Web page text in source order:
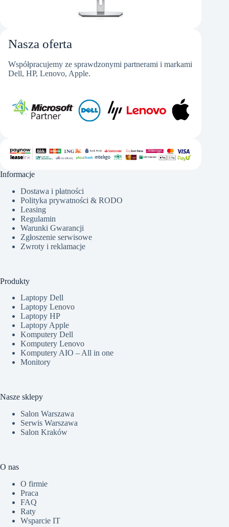
Nasza oferta
Współpracujemy ze sprawdzonymi partnerami i markami
Dell, HP, Lenovo, Apple.
Informacje
Dostawa i płatności
Polityka prywatności & RODO
Leasing
Regulamin
Warunki Gwarancji
Zgłoszenie serwisowe
Zwroty i reklamacje
Produkty
Laptopy Dell
Laptopy Lenovo
Laptopy HP
Laptopy Apple
Komputery Dell
Komputery Lenovo
Komputery AIO – All in one
Monitory
Nasze sklepy
Salon Warszawa
Serwis Warszawa
Salon Kraków
O nas
O firmie
Praca
FAQ
Raty
Wsparcie IT